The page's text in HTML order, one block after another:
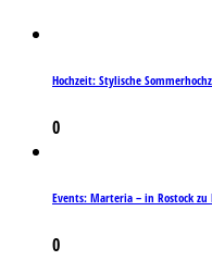
Hochzeit: Stylische
0
Events: Marteria – in Rostock
0